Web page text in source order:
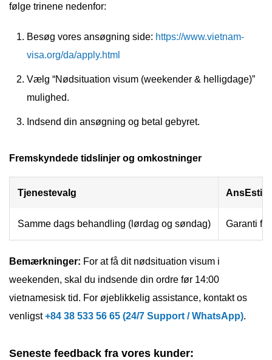
følge trinene nedenfor:
Besøg vores ansøgning side: https://www.vietnam-
visa.org/da/apply.html
Vælg “Nødsituation visum (weekender & helligdage)”
mulighed.
Indsend din ansøgning og betal gebyret.
Fremskyndede tidslinjer og omkostninger
Tjenestevalg
Samme dags behandling (lørdag og søndag) Garanti
Bemærkninger: For at få dit nødsituation visum i
weekenden, skal du indsende din ordre før 14:00
vietnamesisk tid. For øjeblikkelig assistance, kontakt os
venligst+84 38 533 56 65 (24/7 Support / WhatsApp).
Seneste feedback fra vores kunder: